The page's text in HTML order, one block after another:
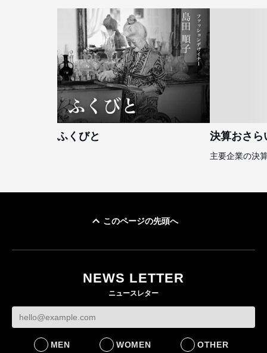
ふくびと 決算おさら
主要企業の決
このページの先頭へ
NEWS LETTER
ニュースレター
MEN WOMEN OTHER